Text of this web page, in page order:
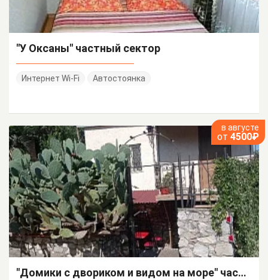
"У Оксаны" частный сектор
Интернет Wi-Fi Автостоянка
в августе
от 4500₽
"Домики с двориком и видом на море" частный сектор